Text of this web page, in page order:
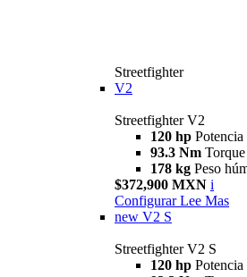
Streetfighter
V2
Streetfighter V2
120 hp Potencia
93.3 Nm Torque
178 kg Peso
$372,900 MXN i
Configurar Lee Mas
new V2 S
Streetfighter V2 S
120 hp Potencia